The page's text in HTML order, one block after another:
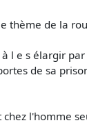
thème de la
l e s élargir
de sa
l'homme